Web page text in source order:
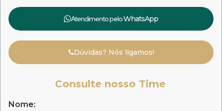
Atendimento peloWhatsApp
Dúvidas? Nós ligamos!
Consulte nosso Time
Nome: